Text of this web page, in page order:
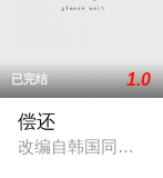
家庭剧中争夺强大
已完结 1.0
偿还
改编自韩国同名漫